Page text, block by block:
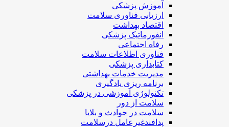
آموزش پزشکی
ارزیابی فناوری سلامت
اقتصاد بهداشت
انفورماتیک پزشکی
رفاه اجتماعی
فناوری اطلاعات سلامت
کتابداری پزشکی
مديريت خدمات بهداشتی
برنامه ریزی یادگیری
تکنولوژی آموزشی در پزشکی
سلامت از دور
سلامت در حوادث و بلایا
پدافندغیرعامل درسلامت